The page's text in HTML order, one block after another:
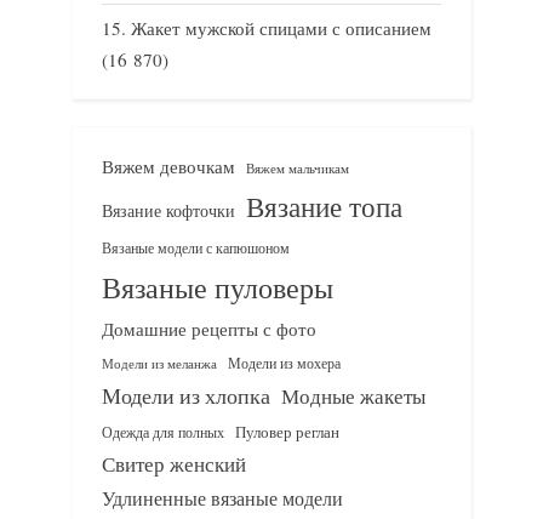
Жакет мужской спицами с описанием
(16 870)
Вяжем девочкам Вяжем мальчикам
Вязание кофточки Вязание топа
Вязаные модели с капюшоном
Вязаные пуловеры
Домашние рецепты с фото
Модели из меланжа Модели из мохера
Модели из хлопка Модные жакеты
Одежда для полных Пуловер реглан
Свитер женский
Удлиненные вязаные модели